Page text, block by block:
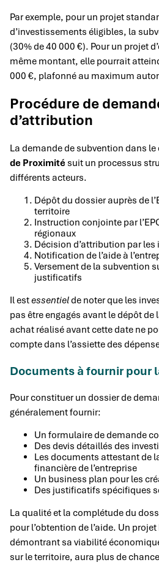
Par exemple, pour un projet
d’investissements éligibles, la
(30% de 40 000 €). Pour un projet
même montant, elle pourrait
000 €, plafonné au maximum
Procédure de
d’attribution
La demande de subvention dans le
de Proximité suit un processus
différents acteurs.
Dépôt du dossier auprès de
territoire
Instruction conjointe par
régionaux
Décision d’attribution par
Notification de l’aide à
Versement de la subvention
justificatifs
Il estessentielde noter que les
pas être engagés avant le dépôt de
achat réalisé avant cette date ne
compte dans l’assiette des
Documents à fournir pour
Pour constituer un dossier de
généralement fournir:
Un formulaire de demande
Des devis détaillés des
Les documents attestant de
financière de l’entreprise
Un business plan pour les
Des justificatifs spécifiques
La qualité et la complétude du
pour l’obtention de l’aide. Un
démontrant sa viabilité
sur le territoire, aura plus de